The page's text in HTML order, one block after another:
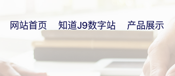
网站首页 知道j9数字站 产品展示